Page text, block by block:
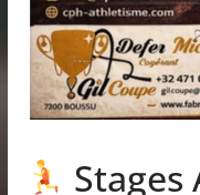
Stages